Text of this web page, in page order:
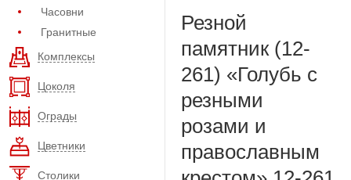
Часовни
Гранитные
Комплексы
Цоколя
Ограды
Цветники
Столики
Резной
памятник (12-
261) «Голубь с
резными
розами и
православным